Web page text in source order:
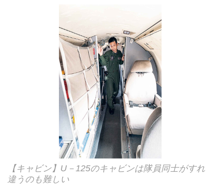
【キャビン】U－125のキャビンは隊員同士がすれ
違うのも難しい